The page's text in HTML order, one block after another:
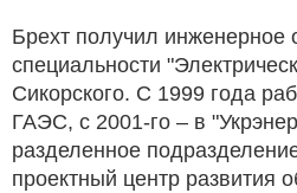
Брехт получил инженерное
специальности
Сикорского. С 1999 года
ГАЭС, с 2001-го – в
разделенное
проектный центр развития